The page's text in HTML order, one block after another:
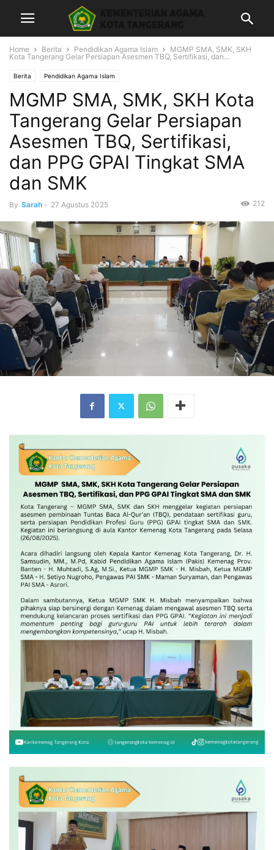
Home Berita Pendidikan Agama Islam
MGMP SMA, SMK, SKH
Kota Tangerang Gelar Persiapan Asesmen TBQ, Sertifikasi, dan...
Berita Pendidikan Agama Islam
MGMP SMA, SMK, SKH Kota
Tangerang Gelar Persiapan
Asesmen TBQ, Sertifikasi,
dan PPG GPAI Tingkat SMA
dan SMK
By Sarah - 27 Agustus 2025 212